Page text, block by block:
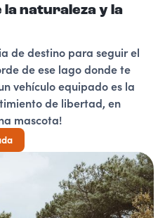
la naturaleza y la
de destino para seguir el
de ese lago donde te
vehículo equipado es la
de libertad, en
mascota!